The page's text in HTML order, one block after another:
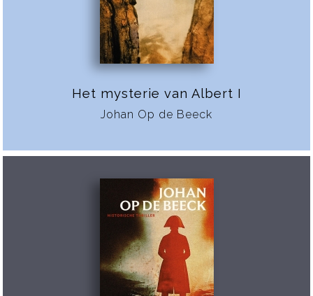
Het mysterie van Albert I
Johan Op de Beeck